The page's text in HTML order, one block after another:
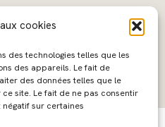
cookies
des technologies telles que les
des appareils. Le fait de
des données telles que le
site. Le fait de ne pas consentir
sur certaines
:Azur Média